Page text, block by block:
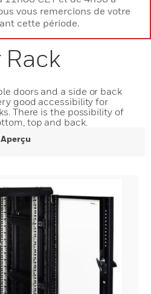
vous remercions de votre
cette période.
Rack
doors and a side or back
good accessibility for
There is the possibility of
top and back.
Aperçu